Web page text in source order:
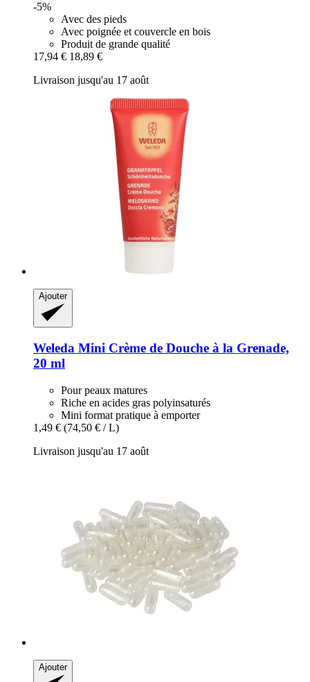
-5%
Avec des pieds
Avec poignée et couvercle en bois
Produit de grande qualité
17,94 € 18,89 €
Livraison jusqu'au 17 août
Ajouter
Weleda Mini Crème de Douche à la Grenade,
20 ml
Pour peaux matures
Riche en acides gras polyinsaturés
Mini format pratique à emporter
1,49 € (74,50 € / L)
Livraison jusqu'au 17 août
Ajouter